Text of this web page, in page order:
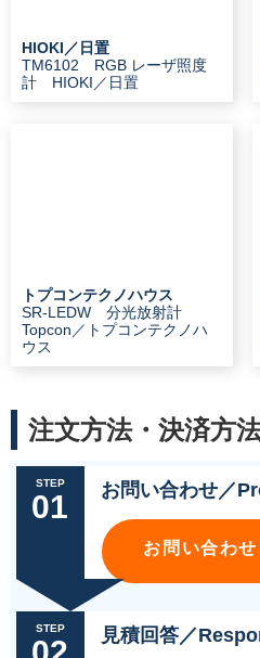
HIOKI／日置
TM6102 RGB レーザ照度
計 HIOKI／日置
トプコンテクノハウス
SR-LEDW 分光放射計
Topcon／トプコンテクノハ
ウス
注文方法・決済方
STEP
01 お問い合わせ／
お問い合わせ
STEP 見積回答／